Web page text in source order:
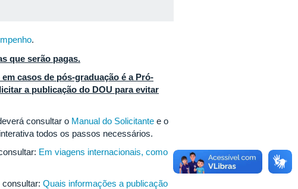
.
que serão pagas.
casos de pós-graduação é a Pró-
a publicação do DOU para evitar
consultar o Manual do Solicitante e o
todos os passos necessários.
Em viagens internacionais, como
Quais informações a publicação